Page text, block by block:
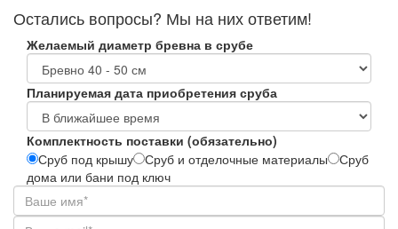
Остались вопросы? Мы на них ответим!
Желаемый диаметр бревна в срубе
Планируемая дата приобретения сруба
Комплектность поставки (обязательно)
Сруб под крышу
Сруб и отделочные материалы
Сруб
дома или бани под ключ